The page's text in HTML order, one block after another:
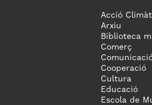
Acció
Arxiu
Biblioteca
Comerç
Cooperació
Cultura
Educació
Escola de